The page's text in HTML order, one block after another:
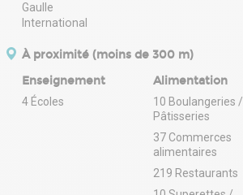
À proximité (moins de 300 m)
Enseignement
4 Écoles
Alimentation
10 Boulangeries /
Pâtisseries
37 Commerces
alimentaires
219 Restaurants